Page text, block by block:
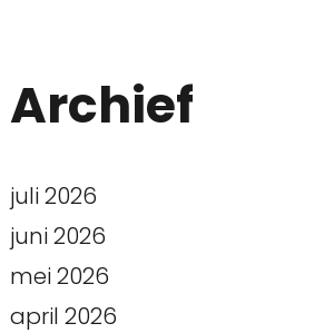
Archief
juli 2026
juni 2026
mei 2026
april 2026